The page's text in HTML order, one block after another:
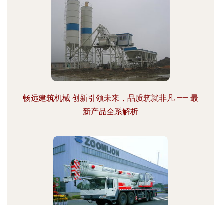
畅远建筑机械 创新引领未来，品质筑就非凡 —— 最
新产品全系解析